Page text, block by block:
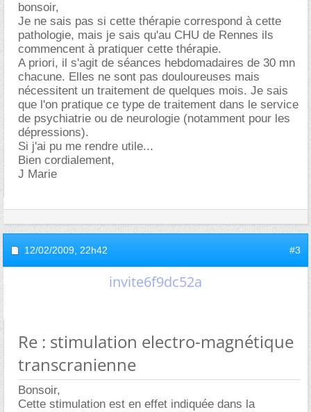
bonsoir,
Je ne sais pas si cette thérapie correspond à cette
pathologie, mais je sais qu'au CHU de Rennes ils
commencent à pratiquer cette thérapie.
A priori, il s'agit de séances hebdomadaires de 30 mn
chacune. Elles ne sont pas douloureuses mais
nécessitent un traitement de quelques mois. Je sais
que l'on pratique ce type de traitement dans le service
de psychiatrie ou de neurologie (notamment pour les
dépressions).
Si j'ai pu me rendre utile...
Bien cordialement,
J Marie
12/02/2009, 22h42 #3
invite6f9dc52a
Re : stimulation electro-magnétique
transcranienne
Bonsoir,
Cette stimulation est en effet indiquée dans la